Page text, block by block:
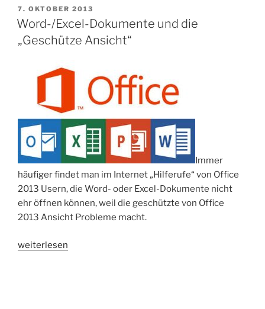
mehr“
VERÖFFENTLICHT
AM
7. OKTOBER 2013
Word-/Excel-Dokumente und die
„Geschütze Ansicht“
Immer
häufiger findet man im Internet „Hilferufe“ von Office
2013 Usern, die Word- oder Excel-Dokumente nicht
ehr öffnen können, weil die geschützte von Office
2013 Ansicht Probleme macht.
„Word-/Excel-
weiterlesen